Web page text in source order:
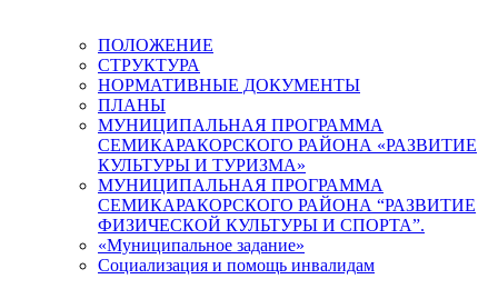
ПОЛОЖЕНИЕ
СТРУКТУРА
НОРМАТИВНЫЕ ДОКУМЕНТЫ
ПЛАНЫ
МУНИЦИПАЛЬНАЯ ПРОГРАММА
СЕМИКАРАКОРСКОГО РАЙОНА «РАЗВИТИЕ
КУЛЬТУРЫ И ТУРИЗМА»
МУНИЦИПАЛЬНАЯ ПРОГРАММА
СЕМИКАРАКОРСКОГО РАЙОНА “РАЗВИТИЕ
ФИЗИЧЕСКОЙ КУЛЬТУРЫ И СПОРТА”.
«Муниципальное задание»
Социализация и помощь инвалидам